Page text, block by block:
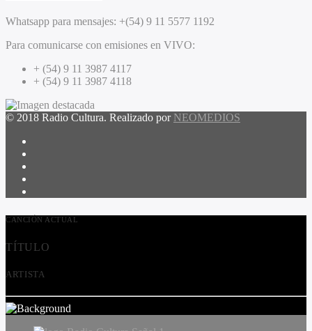
Whatsapp para mensajes: +(54) 9 11 5577 1192
Para comunicarse con emisiones en VIVO:
+ (54) 9 11 3987 4117
+ (54) 9 11 3987 4118
© 2018 Radio Cultura. Realizado por NEOMEDIOS
CANCIÓN ACTUAL
TÍTULO
ARTISTA